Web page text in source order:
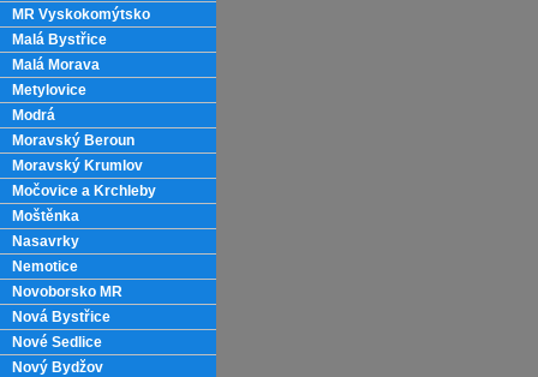
MR Vyskokomýtsko
Malá Bystřice
Malá Morava
Metylovice
Modrá
Moravský Beroun
Moravský Krumlov
Močovice a Krchleby
Moštěnka
Nasavrky
Nemotice
Novoborsko MR
Nová Bystřice
Nové Sedlice
Nový Bydžov